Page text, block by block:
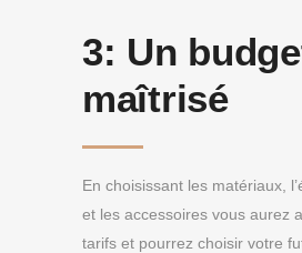
3: Un
maîtrisé
En choisissant les matériaux,
et les accessoires vous aurez
tarifs et pourrez choisir votre